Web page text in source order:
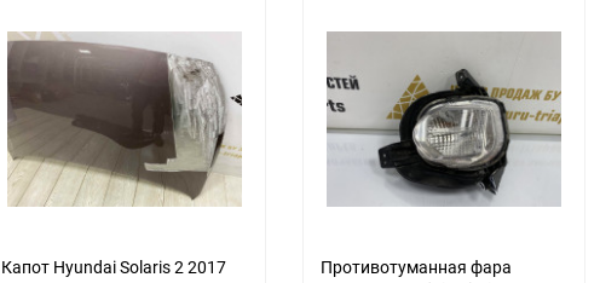
еще 2 фото
Капот Hyundai Solaris 2 2017
Противотуманная фара